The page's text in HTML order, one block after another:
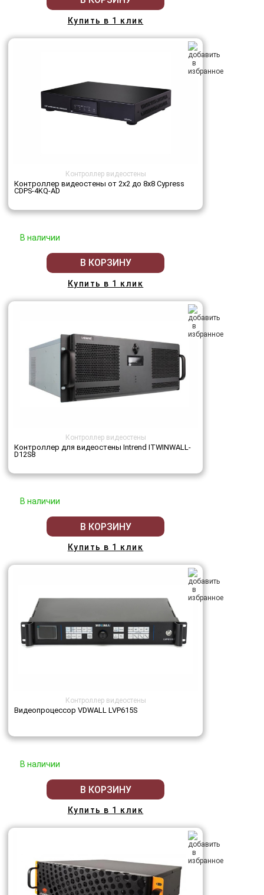
Купить в 1 клик
Контроллер видеостены
Контроллер видеостены от 2х2 до 8х8 Cypress
CDPS-4KQ-AD
В наличии
В КОРЗИНУ
Купить в 1 клик
Контроллер видеостены
Контроллер для видеостены Intrend ITWINWALL-
D12S8
В наличии
В КОРЗИНУ
Купить в 1 клик
Контроллер видеостены
Видеопроцессор VDWALL LVP615S
В наличии
В КОРЗИНУ
Купить в 1 клик